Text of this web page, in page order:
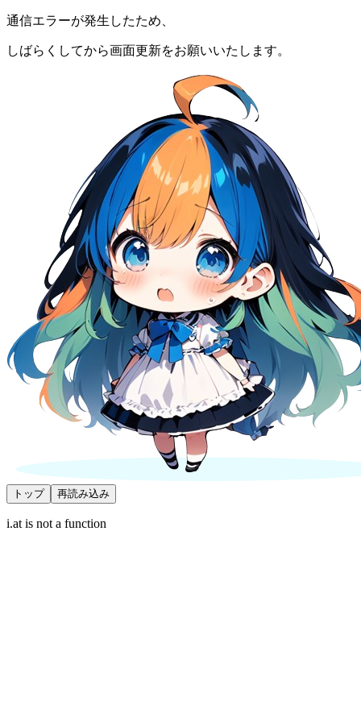
通信エラーが発生したため、
しばらくしてから画面更新をお願いいたします。
トップ 再読み込み
i.at is not a function